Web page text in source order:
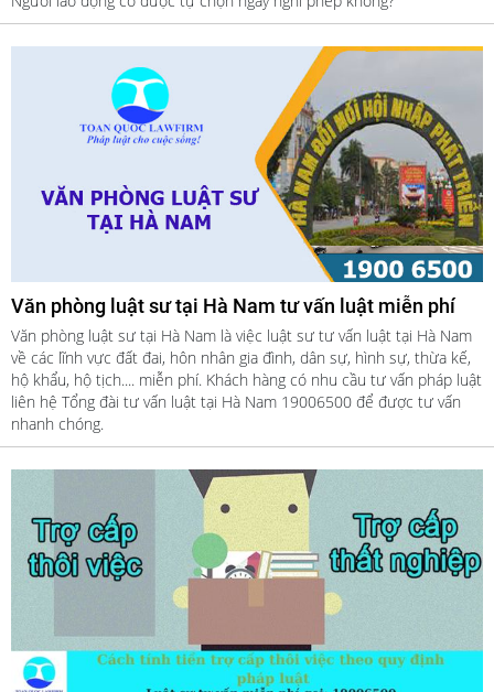
Văn phòng luật sư tại Hà Nam tư vấn luật miễn phí
Văn phòng luật sư tại Hà Nam là việc luật sư tư vấn luật tại Hà Nam
về các lĩnh vực đất đai, hôn nhân gia đình, dân sự, hình sự, thừa kế,
hộ khẩu, hộ tịch.... miễn phí. Khách hàng có nhu cầu tư vấn pháp luật
liên hệ Tổng đài tư vấn luật tại Hà Nam 19006500 để được tư vấn
nhanh chóng.